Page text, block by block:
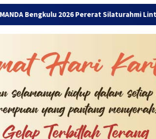
2026 Pererat Silaturahmi Lintas Angkatan